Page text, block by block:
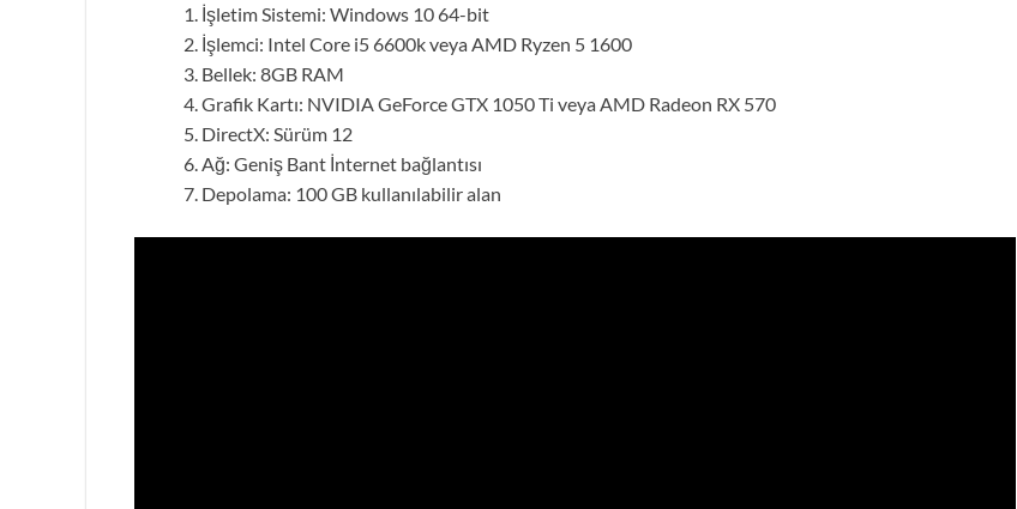
İşletim Sistemi: Windows 10 64-bit
İşlemci: Intel Core i5 6600k veya AMD Ryzen 5 1600
Bellek: 8GB RAM
Grafik Kartı: NVIDIA GeForce GTX 1050 Ti veya AMD Radeon RX 570
DirectX: Sürüm 12
Ağ: Geniş Bant İnternet bağlantısı
Depolama: 100 GB kullanılabilir alan